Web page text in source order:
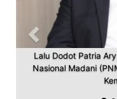
Lalu Dodot Patria
Nasional Madani